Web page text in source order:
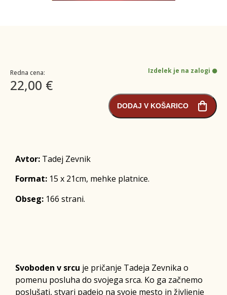
Redna cena:
22,00 €
Izdelek je na zalogi
DODAJ V KOŠARICO
Avtor: Tadej Zevnik
Format: 15 x 21cm, mehke platnice.
Obseg: 166 strani.
Svoboden v srcu je pričanje Tadeja Zevnika o
pomenu posluha do svojega srca. Ko ga začnemo
poslušati, stvari padejo na svoje mesto in življenje